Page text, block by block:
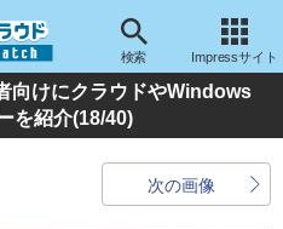
検索 Impressサイト
向けにクラウドやWindows
を紹介(18/40)
次の画像